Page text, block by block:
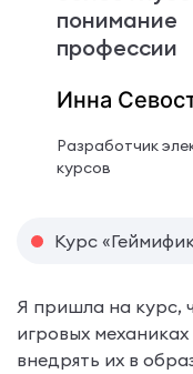
понимание
профессии
Инна
Разработчик
курсов
Курс
Я пришла на курс,
игровых
внедрять их в